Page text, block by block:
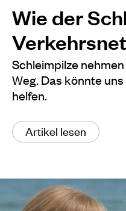
Wie der
Schleimpilze
Weg. Das könnte
helfen.
Artikel lesen